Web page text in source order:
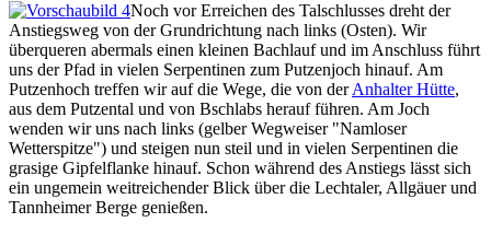
Noch vor Erreichen des Talschlusses dreht der
Anstiegsweg von der Grundrichtung nach links (Osten). Wir
überqueren abermals einen kleinen Bachlauf und im Anschluss führt
uns der Pfad in vielen Serpentinen zum Putzenjoch hinauf. Am
Putzenhoch treffen wir auf die Wege, die von derAnhalter Hütte,
aus dem Putzental und von Bschlabs herauf führen. Am Joch
wenden wir uns nach links (gelber Wegweiser "Namloser
Wetterspitze") und steigen nun steil und in vielen Serpentinen die
grasige Gipfelflanke hinauf. Schon während des Anstiegs lässt sich
ein ungemein weitreichender Blick über die Lechtaler, Allgäuer und
Tannheimer Berge genießen.